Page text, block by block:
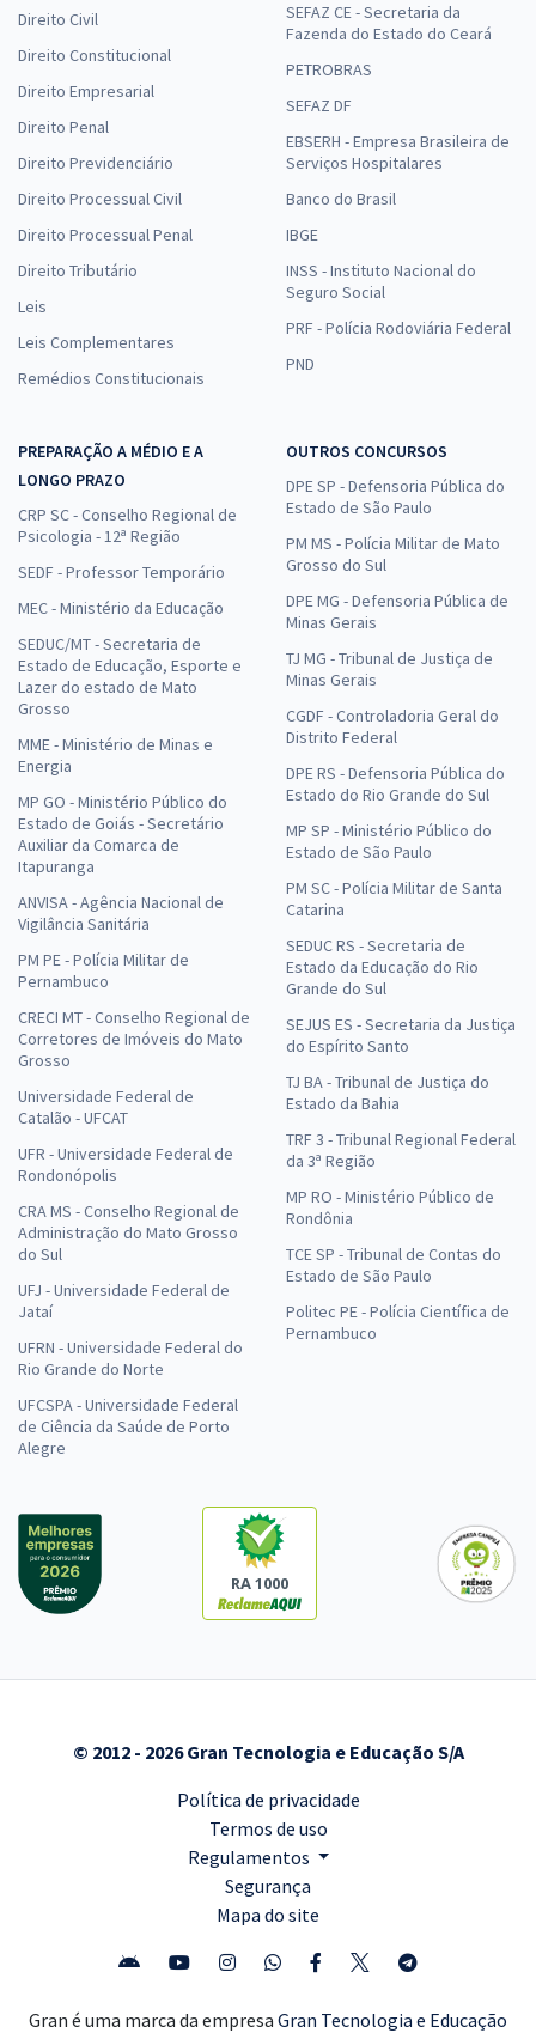
Direito Civil
Direito Constitucional
Direito Empresarial
Direito Penal
Direito Previdenciário
Direito Processual Civil
Direito Processual Penal
Direito Tributário
Leis
Leis Complementares
Remédios Constitucionais
SEFAZ CE - Secretaria da
Fazenda do Estado do Ceará
PETROBRAS
SEFAZ DF
EBSERH - Empresa Brasileira de
Serviços Hospitalares
Banco do Brasil
IBGE
INSS - Instituto Nacional do
Seguro Social
PRF - Polícia Rodoviária Federal
PND
PREPARAÇÃO A MÉDIO E A
LONGO PRAZO
CRP SC - Conselho Regional de
Psicologia - 12ª Região
SEDF - Professor Temporário
MEC - Ministério da Educação
SEDUC/MT - Secretaria de
Estado de Educação, Esporte e
Lazer do estado de Mato
Grosso
MME - Ministério de Minas e
Energia
MP GO - Ministério Público do
Estado de Goiás - Secretário
Auxiliar da Comarca de
Itapuranga
ANVISA - Agência Nacional de
Vigilância Sanitária
PM PE - Polícia Militar de
Pernambuco
CRECI MT - Conselho Regional de
Corretores de Imóveis do Mato
Grosso
Universidade Federal de
Catalão - UFCAT
UFR - Universidade Federal de
Rondonópolis
CRA MS - Conselho Regional de
Administração do Mato Grosso
do Sul
UFJ - Universidade Federal de
Jataí
UFRN - Universidade Federal do
Rio Grande do Norte
UFCSPA - Universidade Federal
de Ciência da Saúde de Porto
Alegre
OUTROS CONCURSOS
DPE SP - Defensoria Pública do
Estado de São Paulo
PM MS - Polícia Militar de Mato
Grosso do Sul
DPE MG - Defensoria Pública de
Minas Gerais
TJ MG - Tribunal de Justiça de
Minas Gerais
CGDF - Controladoria Geral do
Distrito Federal
DPE RS - Defensoria Pública do
Estado do Rio Grande do Sul
MP SP - Ministério Público do
Estado de São Paulo
PM SC - Polícia Militar de Santa
Catarina
SEDUC RS - Secretaria de
Estado da Educação do Rio
Grande do Sul
SEJUS ES - Secretaria da Justiça
do Espírito Santo
TJ BA - Tribunal de Justiça do
Estado da Bahia
TRF 3 - Tribunal Regional Federal
da 3ª Região
MP RO - Ministério Público de
Rondônia
TCE SP - Tribunal de Contas do
Estado de São Paulo
Politec PE - Polícia Científica de
Pernambuco
RA 1000
© 2012 - 2026 Gran Tecnologia e Educação S/A
Política de privacidade
Termos de uso
Regulamentos
Segurança
Mapa do site
Gran é uma marca da empresa Gran Tecnologia e Educação